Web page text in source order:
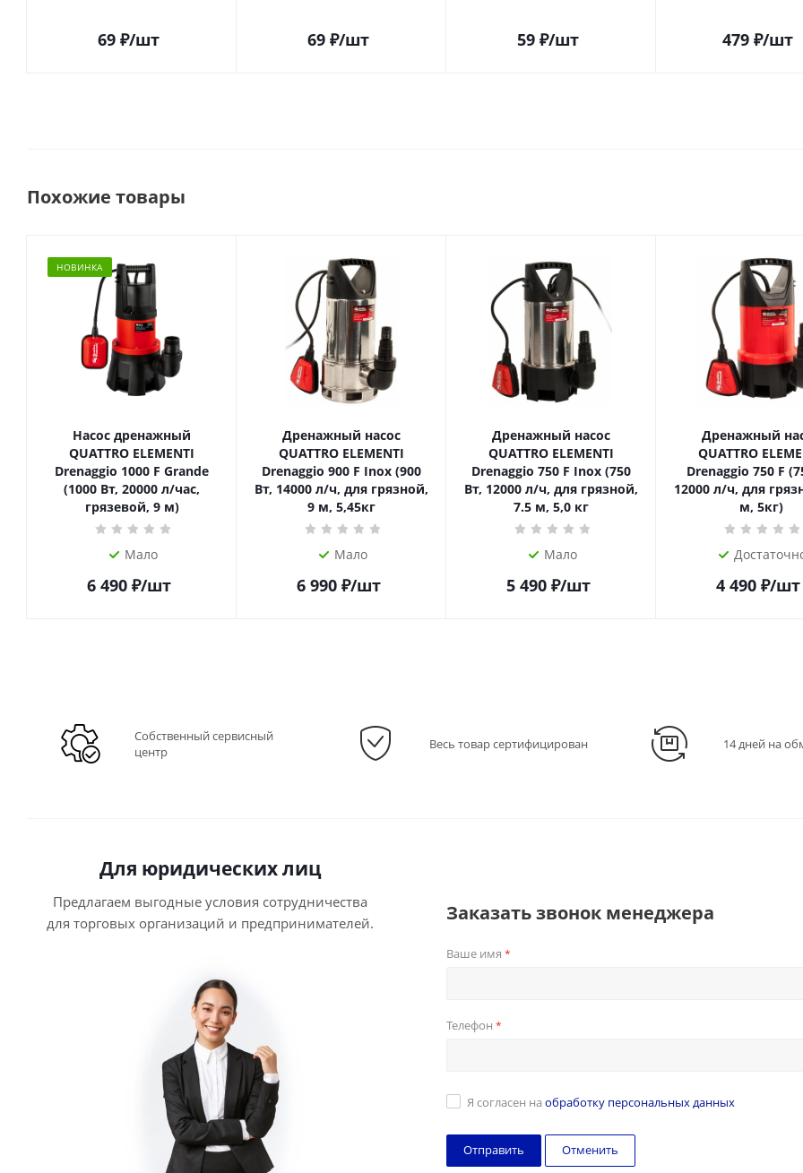
69 ₽/шт 69 ₽/шт 59 ₽/шт 479 ₽/шт
Похожие товары
НОВИНКА
Насос дренажный
QUATTRO ELEMENTI
Drenaggio 1000 F Grande
(1000 Вт, 20000 л/час,
грязевой, 9 м)
Мало
6 490₽/шт
Дренажный насос
QUATTRO ELEMENTI
Drenaggio 900 F Inox (900
Вт, 14000 л/ч, для грязной,
9 м, 5,45кг
Мало
6 990₽/шт
Дренажный насос
QUATTRO ELEMENTI
Drenaggio 750 F Inox (750
Вт, 12000 л/ч, для грязной,
7.5 м, 5,0 кг
Мало
5 490₽/шт
Дренажный
QUATTRO
Drenaggio 750 F
12000 л/ч, для
м, 5кг)
4 490₽/шт
Собственный сервисный
центр
Весь товар сертифицирован 14 дней на
Для юридических лиц
Предлагаем выгодные условия сотрудничества
для торговых организаций и предпринимателей.
Заказать звонок менеджера
Ваше имя *
Телефон *
Я согласен на обработку персональных данных
Отменить